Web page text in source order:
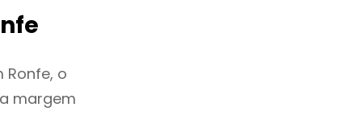
Ronfe, o
margem